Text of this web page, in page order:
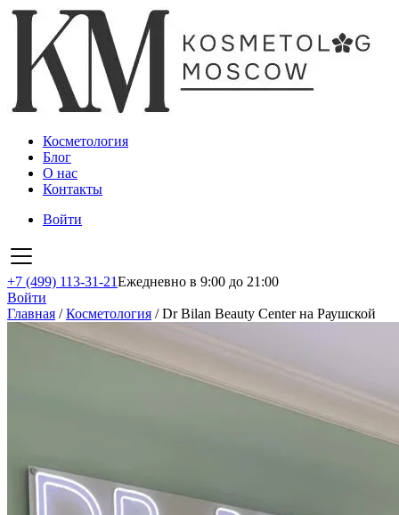
Косметология
Блог
О нас
Контакты
Войти
+7 (499) 113-31-21Ежедневно в 9:00 до 21:00
Войти
Главная /Косметология /Dr Bilan Beauty Center на Раушской